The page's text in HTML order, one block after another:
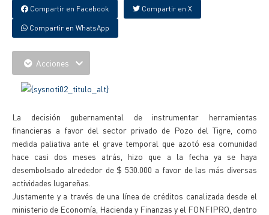
Compartir en Facebook Compartir en X
Compartir en WhatsApp
Acciones
La decisión gubernamental de instrumentar herramientas
financieras a favor del sector privado de Pozo del Tigre, como
medida paliativa ante el grave temporal que azotó esa comunidad
hace casi dos meses atrás, hizo que a la fecha ya se haya
desembolsado alrededor de $ 530.000 a favor de las más diversas
actividades lugareñas.
Justamente y a través de una línea de créditos canalizada desde el
ministerio de Economía, Hacienda y Finanzas y el FONFIPRO, dentro